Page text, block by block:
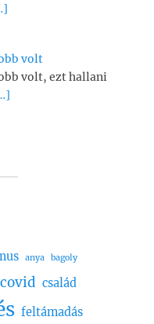
volt
volt, ezt hallani
anya bagoly
covid család
feltámadás